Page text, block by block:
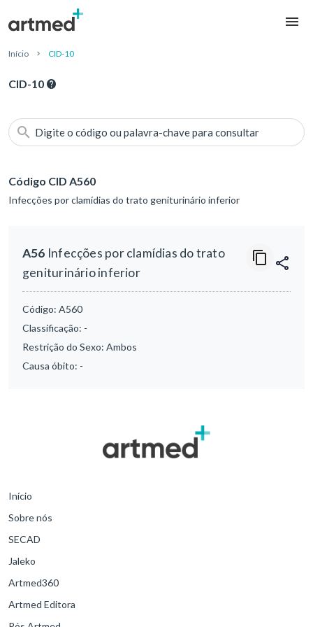
Início CID-10
CID-10
Digite o código ou palavra-chave para consultar
Código CID A560
Infecções por clamídias do trato geniturinário inferior
A56 Infecções por clamídias do trato
geniturinário inferior
Código: A560
Classificação: -
Restrição do Sexo: Ambos
Causa óbito: -
Início
Sobre nós
SECAD
Jaleko
Artmed360
Artmed Editora